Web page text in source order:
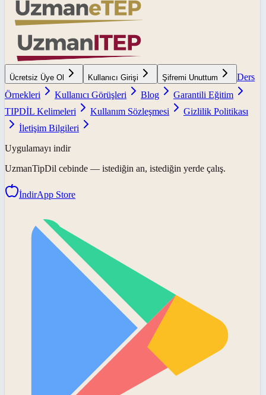
Ücretsiz Üye Ol Kullanıcı Girişi Şifremi Unuttum
Ders
Örnekleri
Kullanıcı Görüşleri Blog
Garantili Eğitim
TIPDİL Kelimeleri
Kullanım Sözleşmesi
Gizlilik Politikası
İletişim Bilgileri
Uygulamayı indir
UzmanTipDil cebinde — istediğin an, istediğin yerde çalış.
İndirApp Store